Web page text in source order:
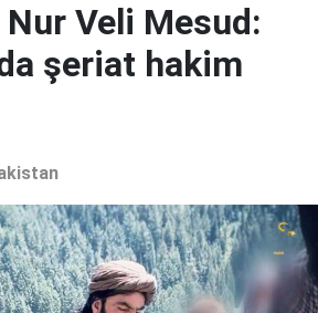
Veli Mesud:
şeriat hakim